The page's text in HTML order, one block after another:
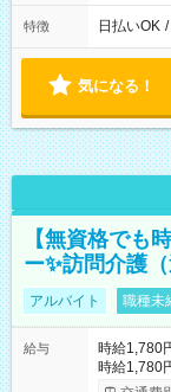
特徴 日払いOK /
気になる！
【無資格でも
ー✨訪問介護
アルバイト 職種未
給与
時給1,780
時給1,780
考慮して決定します 【収入例】